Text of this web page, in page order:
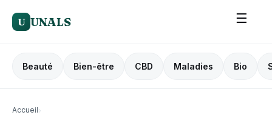
U UNALS ☰
Beauté Bien-être CBD Maladies Bio
Accueil›